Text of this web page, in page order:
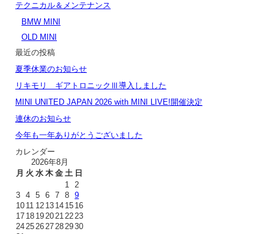
テクニカル＆メンテナンス
BMW MINI
OLD MINI
最近の投稿
夏季休業のお知らせ
リキモリ ギアトロニックⅢ導入しました
MINI UNITED JAPAN 2026 with MINI LIVE!開催決定
連休のお知らせ
今年も一年ありがとうございました
カレンダー
2026年8月
月 火 水 木 金 土 日
1 2
3 4 5 6 7 8 9
10 11 12 13 14 15 16
17 18 1920212223
24252627282930